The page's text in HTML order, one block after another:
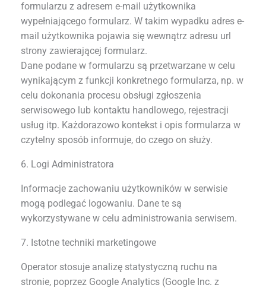
formularzu z adresem e-mail użytkownika
wypełniającego formularz. W takim wypadku adres e-
mail użytkownika pojawia się wewnątrz adresu url
strony zawierającej formularz.
Dane podane w formularzu są przetwarzane w celu
wynikającym z funkcji konkretnego formularza, np. w
celu dokonania procesu obsługi zgłoszenia
serwisowego lub kontaktu handlowego, rejestracji
usług itp. Każdorazowo kontekst i opis formularza w
czytelny sposób informuje, do czego on służy.
6. Logi Administratora
Informacje zachowaniu użytkowników w serwisie
mogą podlegać logowaniu. Dane te są
wykorzystywane w celu administrowania serwisem.
7. Istotne techniki marketingowe
Operator stosuje analizę statystyczną ruchu na
stronie, poprzez Google Analytics (Google Inc. z